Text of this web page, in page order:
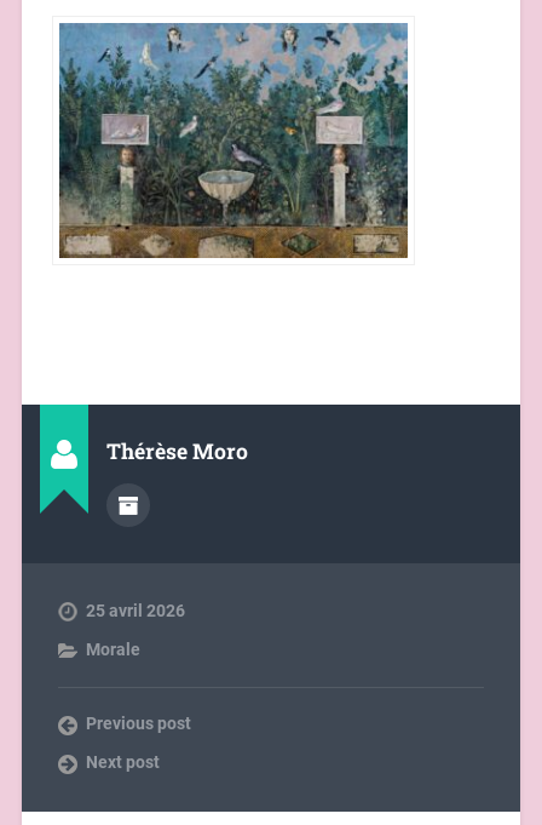
Thérèse Moro
25 avril 2026
Morale
Previous post
Next post